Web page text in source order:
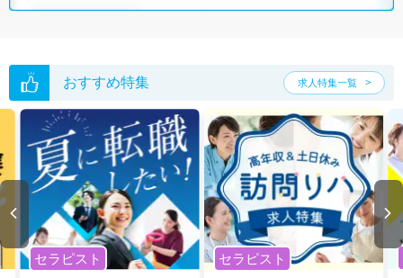
おすすめ特集 求人特集一覧
セラピスト セラピスト